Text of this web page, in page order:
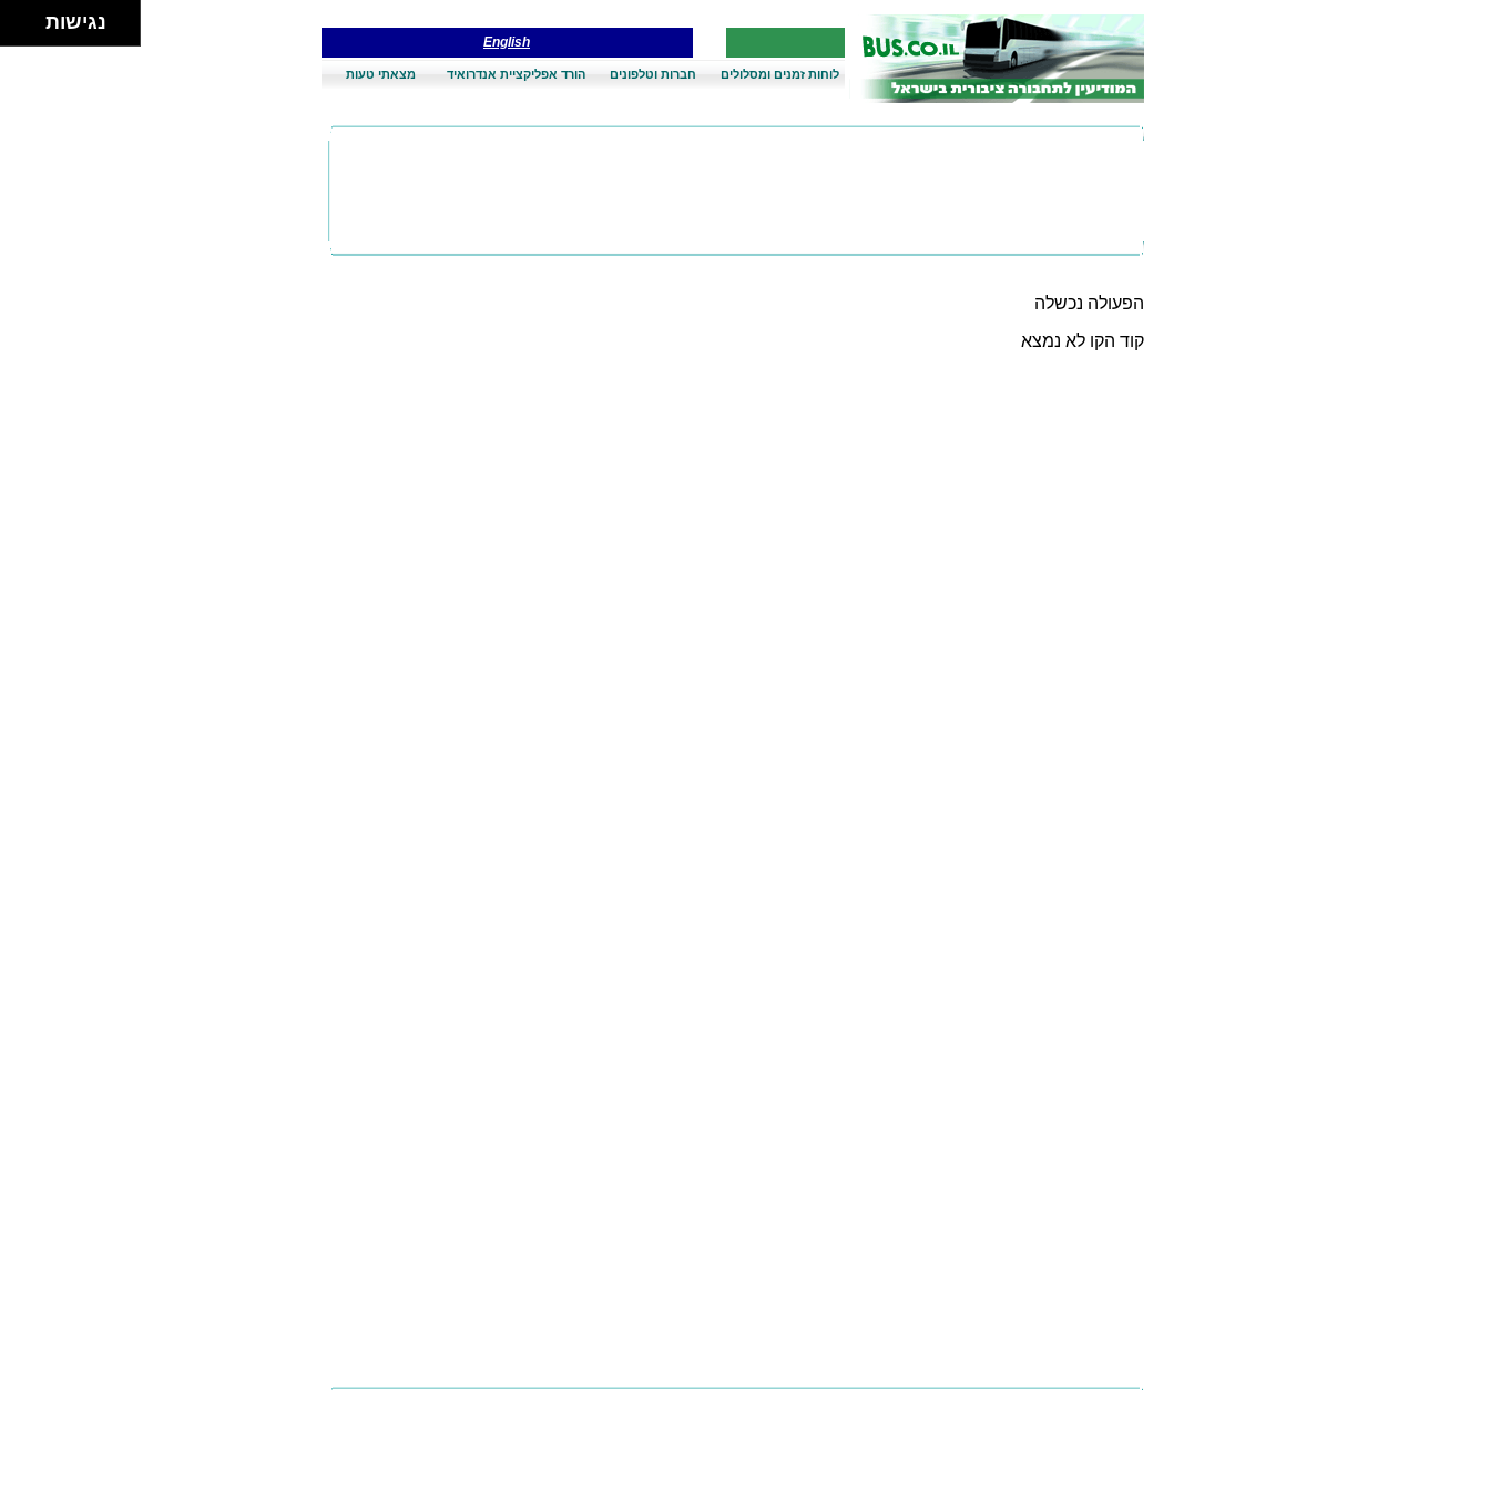
English
לוחות זמנים ומסלולים חברות וטלפונים הורד אפליקציית אנדרואיד מצאתי טעות
הפעולה נכשלה
קוד הקו לא נמצא
נגישות